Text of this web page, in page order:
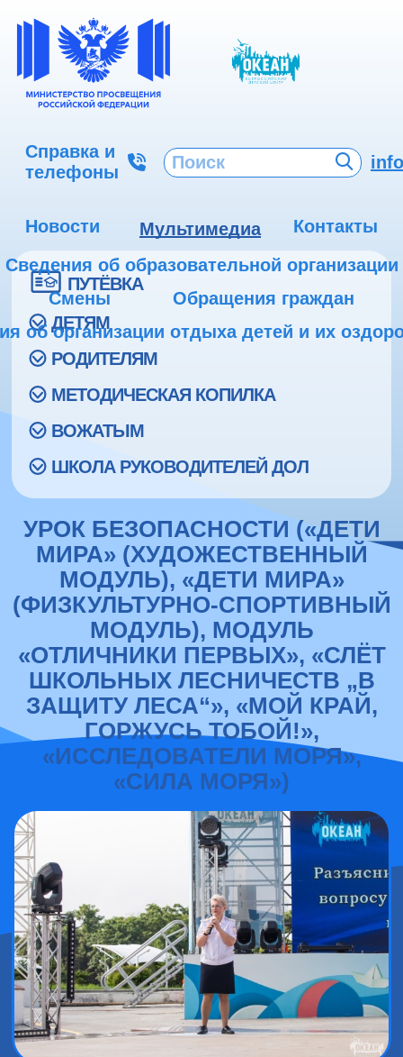
Справка и
телефоны
Новости Мультимедиа
Контакты
Сведения об образовательной организации
Смены
Обращения граждан
об организации отдыха детей и их
ПУТЁВКА
ДЕТЯМ
РОДИТЕЛЯМ
МЕТОДИЧЕСКАЯ КОПИЛКА
ВОЖАТЫМ
ШКОЛА РУКОВОДИТЕЛЕЙ ДОЛ
УРОК БЕЗОПАСНОСТИ («ДЕТИ
МИРА» (ХУДОЖЕСТВЕННЫЙ
МОДУЛЬ), «ДЕТИ МИРА»
(ФИЗКУЛЬТУРНО-СПОРТИВНЫЙ
МОДУЛЬ), МОДУЛЬ
«ОТЛИЧНИКИ ПЕРВЫХ», «СЛЁТ
ШКОЛЬНЫХ ЛЕСНИЧЕСТВ „В
ЗАЩИТУ ЛЕСА“», «МОЙ КРАЙ,
ГОРЖУСЬ ТОБОЙ!»,
«ИССЛЕДОВАТЕЛИ МОРЯ»,
«СИЛА МОРЯ»)